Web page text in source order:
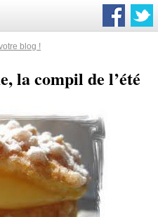
blog !
la compil de l’été